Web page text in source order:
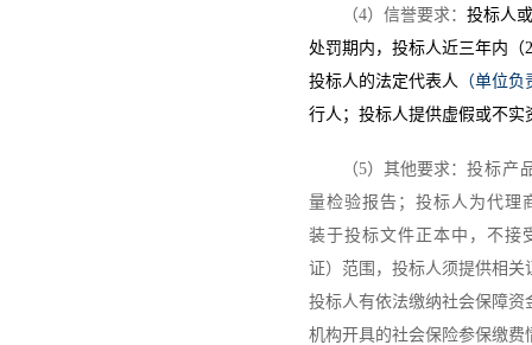
（4） 信誉要求： 投标人
处罚期内， 投标人近三年内（
投标人的法定代表人 （单位
行人； 投标人提供虚假或不实
（5） 其他要求： 投标产
量检验报告 ； 投标人为代理
装于投标文件正本中，不接
证）范围，投标人须提供相
投标人有依法缴纳社会保障资
机构开具的社会保险参保缴